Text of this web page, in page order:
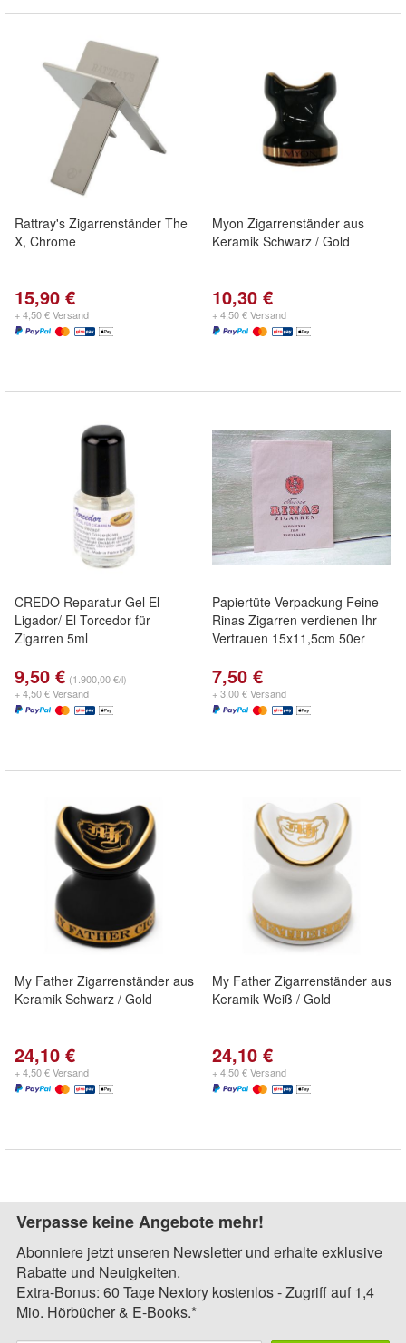
Rattray's Zigarrenständer The
X, Chrome
15,90 €
+ 4,50 € Versand
Myon Zigarrenständer aus
Keramik Schwarz / Gold
10,30 €
+ 4,50 € Versand
CREDO Reparatur-Gel El
Ligador/ El Torcedor für
Zigarren 5ml
9,50 € (1.900,00 €/l)
+ 4,50 € Versand
Papiertüte Verpackung Feine
Rinas Zigarren verdienen Ihr
Vertrauen 15x11,5cm 50er
7,50 €
+ 3,00 € Versand
My Father Zigarrenständer aus
Keramik Schwarz / Gold
24,10 €
+ 4,50 € Versand
My Father Zigarrenständer aus
Keramik Weiß / Gold
24,10 €
+ 4,50 € Versand
Verpasse keine Angebote mehr!
Abonniere jetzt unseren Newsletter und erhalte exklusive
Rabatte und Neuigkeiten.
Extra-Bonus: 60 Tage Nextory kostenlos - Zugriff auf 1,4
Mio. Hörbücher & E-Books.*